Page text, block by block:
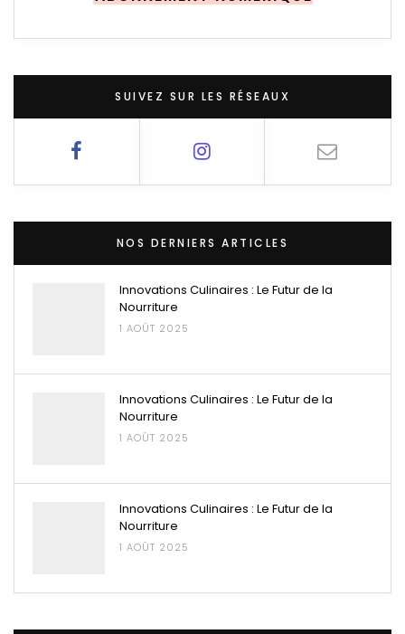
SUIVEZ SUR LES RÉSEAUX
NOS DERNIERS ARTICLES
Innovations Culinaires : Le Futur de la
Nourriture
1 AOÛT 2025
Innovations Culinaires : Le Futur de la
Nourriture
1 AOÛT 2025
Innovations Culinaires : Le Futur de la
Nourriture
1 AOÛT 2025